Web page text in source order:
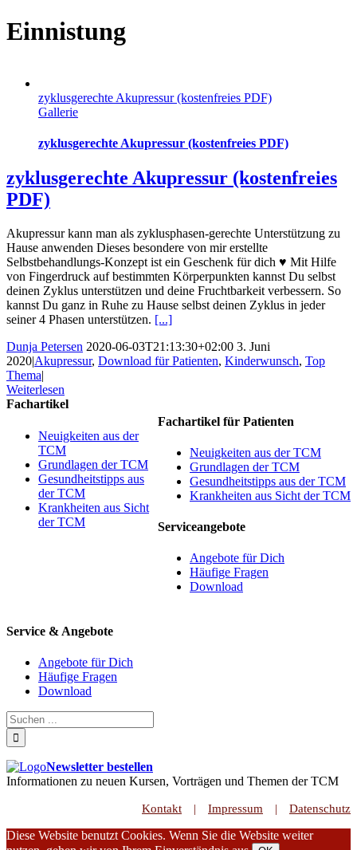
Einnistung
zyklusgerechte Akupressur (kostenfreies PDF)
Gallerie
zyklusgerechte Akupressur (kostenfreies PDF)
zyklusgerechte Akupressur (kostenfreies
PDF)
Akupressur kann man als zyklusphasen-gerechte Unterstützung zu
Hause anwenden Dieses besondere von mir erstellte
Selbstbehandlungs-Konzept ist ein Geschenk für dich ♥ Mit Hilfe
von Fingerdruck auf bestimmten Körperpunkten kannst Du selbst
deinen Zyklus unterstützen und deine Fruchtbarkeit verbessern. So
kannst Du ganz in Ruhe zu Hause selbst deinen Zyklus in jeder
seiner 4 Phasen unterstützen. [...]
Dunja Petersen 2020-06-03T21:13:30+02:00 3. Juni
2020|Akupressur, Download für Patienten, Kinderwunsch, Top
Thema|
Weiterlesen
Fachartikel für Patienten
Neuigkeiten aus der TCM
Grundlagen der TCM
Gesundheitstipps aus der TCM
Krankheiten aus Sicht der TCM
Serviceangebote
Angebote für Dich
Häufige Fragen
Download
Fachartikel
Neuigkeiten aus der
TCM
Grundlagen der TCM
Gesundheitstipps aus
der TCM
Krankheiten aus Sicht
der TCM
Service & Angebote
Angebote für Dich
Häufige Fragen
Download
Newsletter bestellen
Informationen zu neuen Kursen, Vorträgen und Themen der TCM
Kontakt Impressum Datenschutz
Diese Website benutzt Cookies. Wenn Sie die Website weiter